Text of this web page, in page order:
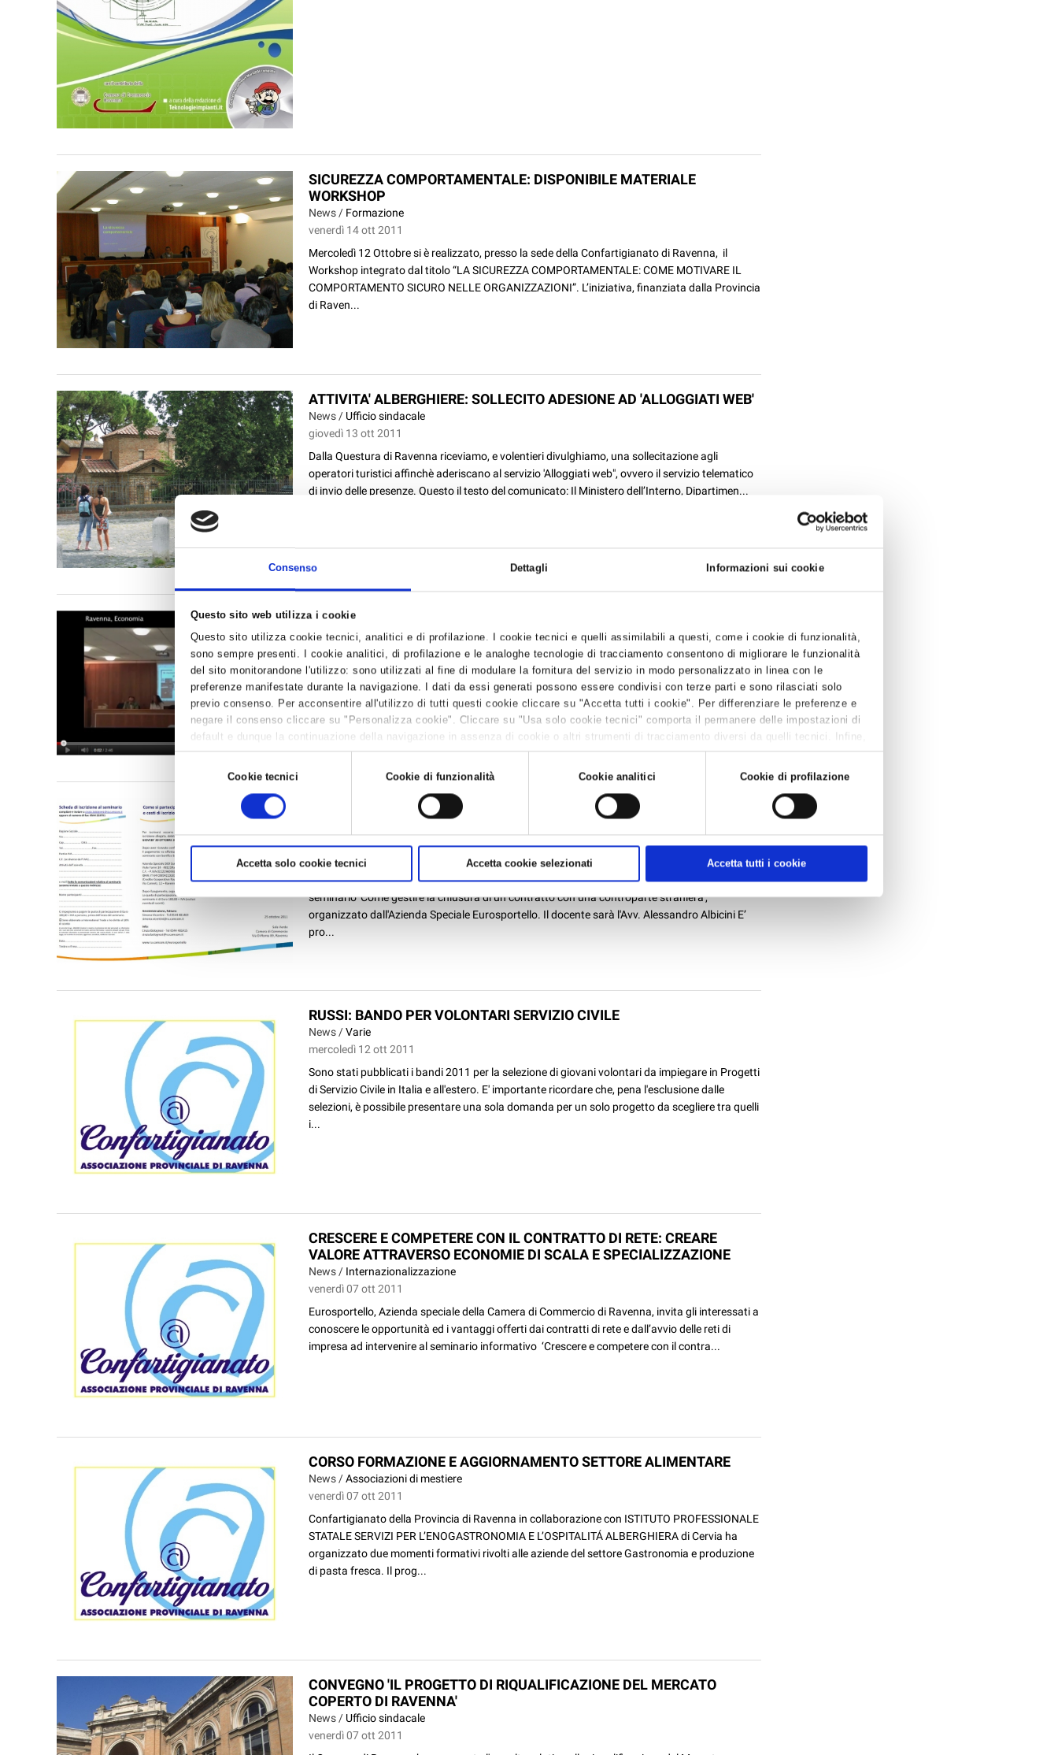
Consenso Dettagli Informazioni sui cookie
Questo sito web utilizza i cookie
Questo sito utilizza cookie tecnici, analitici e di profilazione. I cookie tecnici e quelli assimilabili a questi, come i cookie di funzionalità,
sono sempre presenti. I cookie analitici, di profilazione e le analoghe tecnologie di tracciamento consentono di migliorare le funzionalità
del sito monitorandone l'utilizzo: sono utilizzati al fine di modulare la fornitura del servizio in modo personalizzato in linea con le
preferenze manifestate durante la navigazione. I dati da essi generati possono essere condivisi con terze parti e sono rilasciati solo
previo consenso. Per acconsentire all'utilizzo di tutti questi cookie cliccare su "Accetta tutti i cookie". Per differenziare le preferenze e
negare il consenso cliccare su "Personalizza cookie". Cliccare su "Usa solo cookie tecnici" comporta il permanere delle impostazioni di
default e dunque la continuazione della navigazione in assenza di cookie o altri strumenti di tracciamento diversi da quelli tecnici. Infine,
per avere maggiori informazioni, leggere laCookie policy.
del
Cookie tecnici Cookie di funzionalità Cookie analitici Cookie di profilazione
Accetta solo cookie tecnici Accetta cookie selezionati Accetta tutti i cookie
SICUREZZA COMPORTAMENTALE: DISPONIBILE MATERIALE
WORKSHOP
News / Formazione
venerdì 14 ott 2011
Mercoledì 12 Ottobre si è realizzato, presso la sede della Confartigianato di Ravenna, il
Workshop integrato dal titolo “LA SICUREZZA COMPORTAMENTALE: COME MOTIVARE IL
COMPORTAMENTO SICURO NELLE ORGANIZZAZIONI”. L’iniziativa, finanziata dalla Provincia
di Raven...
ATTIVITA' ALBERGHIERE: SOLLECITO ADESIONE AD 'ALLOGGIATI WEB'
News / Ufficio sindacale
giovedì 13 ott 2011
Dalla Questura di Ravenna riceviamo, e volentieri divulghiamo, una sollecitazione agli
operatori turistici affinchè aderiscano al servizio 'Alloggiati web", ovvero il servizio telematico
di invio delle presenze. Questo il testo del comunicato: Il Ministero dell’Interno, Dipartimen...
Video: il convegno sul progetto di riqualificazione del Mercato Coperto
di Ravenna
News / Video
giovedì 13 ott 2011
Il servizio di Ravenna Web Tv sul il convegno sul progetto di riqualificazione del Mercato
Coperto di Ravenna svoltosi il 12 ottobre presso la Sede Provinciale di Confartigianato Il
servizio è realizzato e trasmesso da Ravenna Web Tv...
SEMINARIO EUROSPORTELLO SUI CONTRATTI INTERNAZIONALI - 25
mercoledì 12 ott 2011
Martedì 25 ottobre prossimo, presso la Camera di Commercio di Ravenna, è in programma il
seminario 'Come gestire la chiusura di un contratto con una controparte straniera',
organizzato dall'Azienda Speciale Eurosportello. Il docente sarà l'Avv. Alessandro Albicini E’
pro...
RUSSI: BANDO PER VOLONTARI SERVIZIO CIVILE
News /Varie
mercoledì 12 ott 2011
Sono stati pubblicati i bandi 2011 per la selezione di giovani volontari da impiegare in Progetti
di Servizio Civile in Italia e all'estero. E' importante ricordare che, pena l'esclusione dalle
selezioni, è possibile presentare una sola domanda per un solo progetto da scegliere tra quelli
i...
CRESCERE E COMPETERE CON IL CONTRATTO DI RETE: CREARE
VALORE ATTRAVERSO ECONOMIE DI SCALA E SPECIALIZZAZIONE
News / Internazionalizzazione
venerdì 07 ott 2011
Eurosportello, Azienda speciale della Camera di Commercio di Ravenna, invita gli interessati a
conoscere le opportunità ed i vantaggi offerti dai contratti di rete e dall’avvio delle reti di
impresa ad intervenire al seminario informativo ‘Crescere e competere con il contra...
CORSO FORMAZIONE E AGGIORNAMENTO SETTORE ALIMENTARE
News /Associazioni di mestiere
venerdì 07 ott 2011
Confartigianato della Provincia di Ravenna in collaborazione con ISTITUTO PROFESSIONALE
STATALE SERVIZI PER L’ENOGASTRONOMIA E L’OSPITALITÁ ALBERGHIERA di Cervia ha
organizzato due momenti formativi rivolti alle aziende del settore Gastronomia e produzione
di pasta fresca. Il prog...
CONVEGNO 'IL PROGETTO DI RIQUALIFICAZIONE DEL MERCATO
COPERTO DI RAVENNA'
News / Ufficio sindacale
venerdì 07 ott 2011